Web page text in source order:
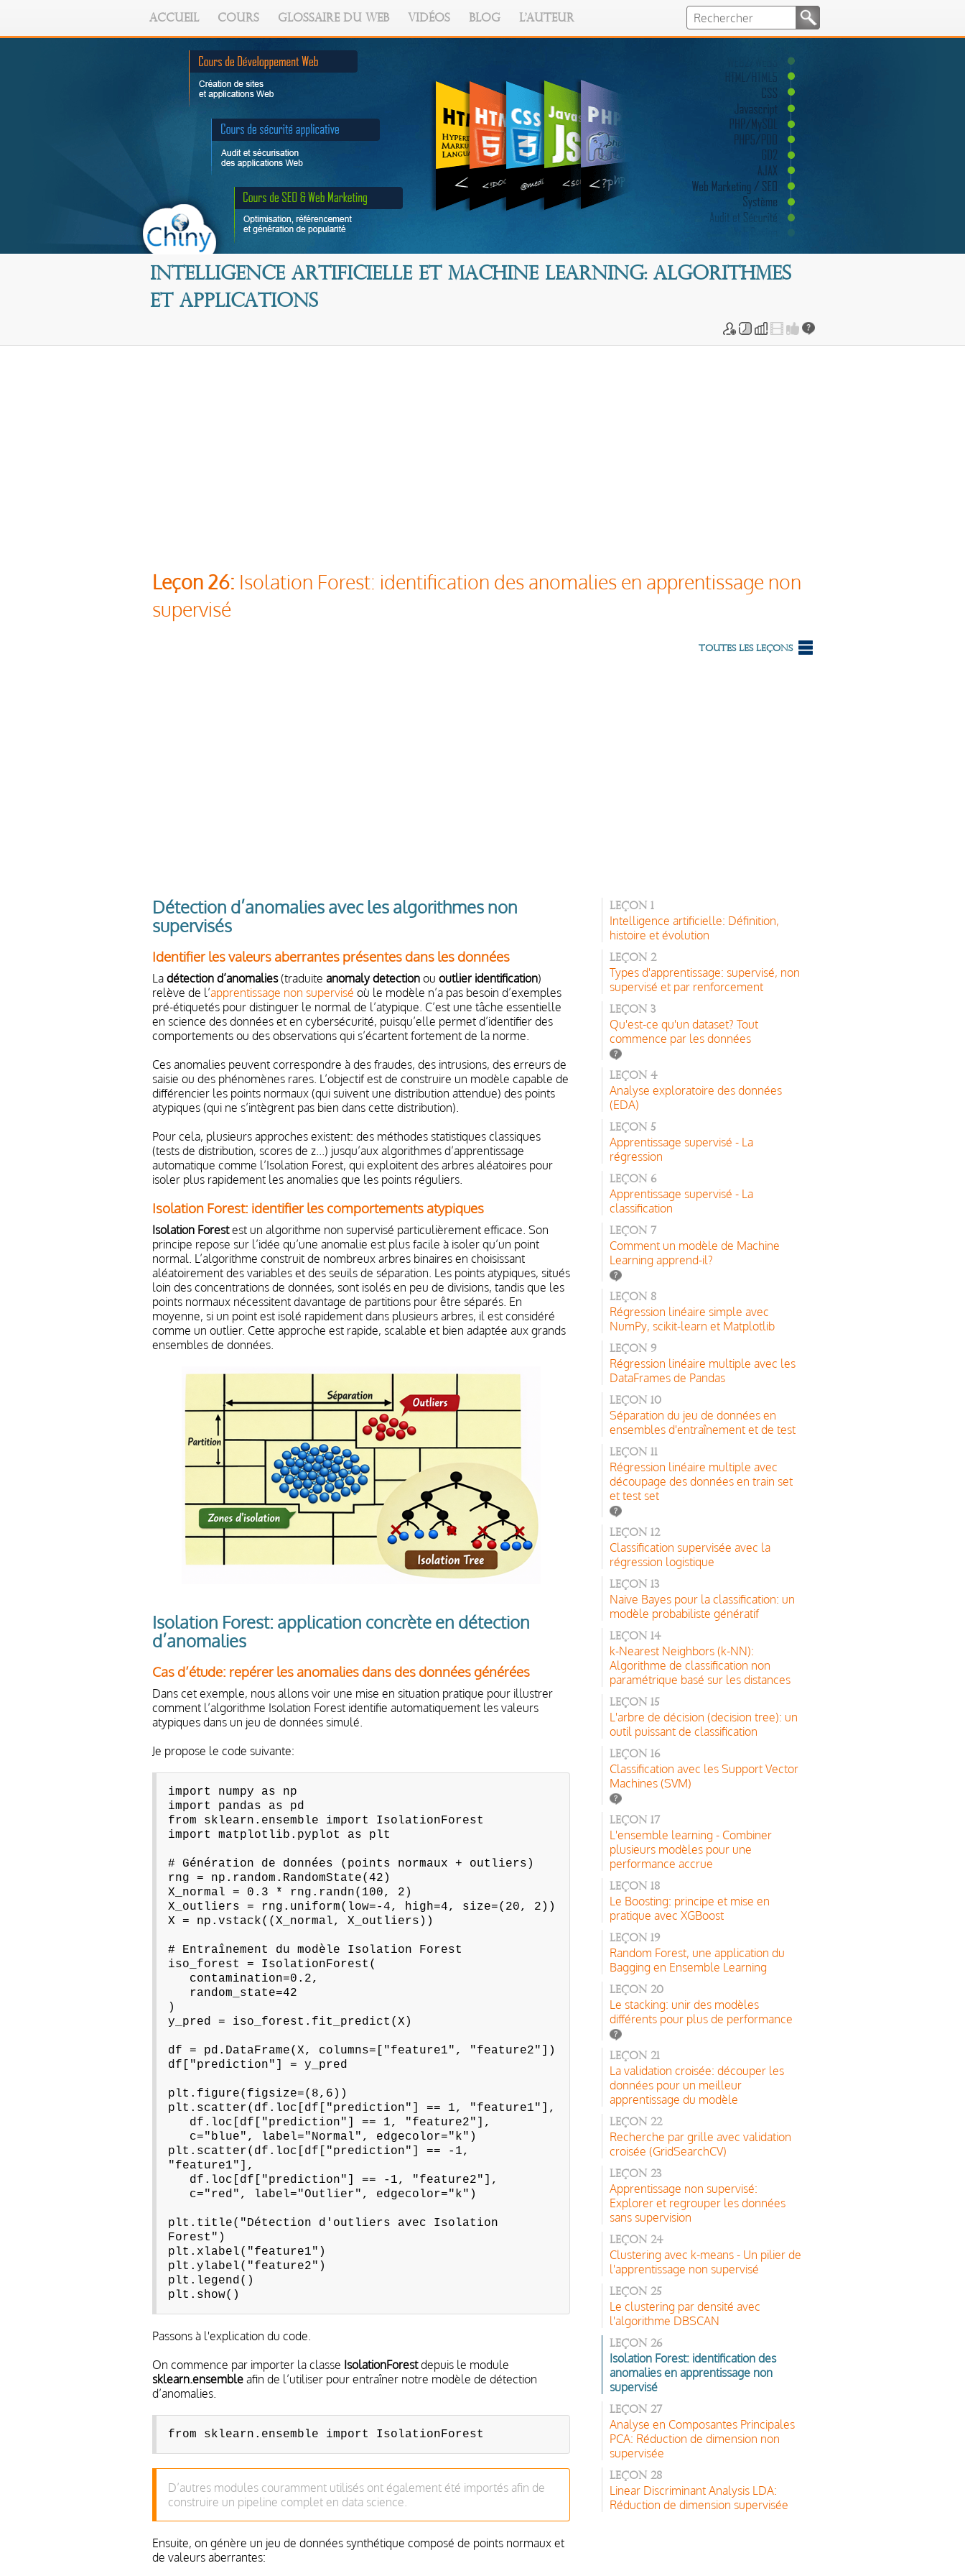
ACCUEIL COURS GLOSSAIRE DU WEB VIDÉOS BLOG L'AUTEUR
Intelligence artificielle et Machine Learning: algorithmes
et applications
Leçon 26: Isolation Forest: identification des anomalies en apprentissage non
supervisé
Toutes les leçons
Détection d’anomalies avec les algorithmes non
supervisés
Identifier les valeurs aberrantes présentes dans les données
La détection d’anomalies(traduite anomaly detectionou outlier identification)
relève de l’apprentissage non supervisé où le modèle n’a pas besoin d’exemples
pré-étiquetés pour distinguer le normal de l’atypique. C’est une tâche essentielle
en science des données et en cybersécurité, puisqu’elle permet d’identifier des
comportements ou des observations qui s’écartent fortement de la norme.
Ces anomalies peuvent correspondre à des fraudes, des intrusions, des erreurs de
saisie ou des phénomènes rares. L’objectif est de construire un modèle capable de
différencier les points normaux (qui suivent une distribution attendue) des points
atypiques (qui ne s’intègrent pas bien dans cette distribution).
Pour cela, plusieurs approches existent: des méthodes statistiques classiques
(tests de distribution, scores de z...) jusqu’aux algorithmes d’apprentissage
automatique comme l’Isolation Forest, qui exploitent des arbres aléatoires pour
isoler plus rapidement les anomalies que les points réguliers.
Isolation Forest: identifier les comportements atypiques
Isolation Forestest un algorithme non supervisé particulièrement efficace. Son
principe repose sur l’idée qu’une anomalie est plus facile à isoler qu’un point
normal. L’algorithme construit de nombreux arbres binaires en choisissant
aléatoirement des variables et des seuils de séparation. Les points atypiques, situés
loin des concentrations de données, sont isolés en peu de divisions, tandis que les
points normaux nécessitent davantage de partitions pour être séparés. En
moyenne, si un point est isolé rapidement dans plusieurs arbres, il est considéré
comme un outlier. Cette approche est rapide, scalable et bien adaptée aux grands
ensembles de données.
Isolation Forest: application concrète en détection
d’anomalies
Cas d’étude: repérer les anomalies dans des données générées
Dans cet exemple, nous allons voir une mise en situation pratique pour illustrer
comment l’algorithme Isolation Forest identifie automatiquement les valeurs
atypiques dans un jeu de données simulé.
Je propose le code suivante:
import numpy as np
import pandas as pd
from sklearn.ensemble import IsolationForest
import matplotlib.pyplot as plt
# Génération de données (points normaux + outliers)
rng = np.random.RandomState(42)
X_normal = 0.3 * rng.randn(100, 2)
X_outliers = rng.uniform(low=-4, high=4, size=(20, 2))
X = np.vstack((X_normal, X_outliers))
# Entraînement du modèle Isolation Forest
iso_forest = IsolationForest(
contamination=0.2,
random_state=42
)
y_pred = iso_forest.fit_predict(X)
df = pd.DataFrame(X, columns=["feature1", "feature2"])
df["prediction"] = y_pred
plt.figure(figsize=(8,6))
plt.scatter(df.loc[df["prediction"] == 1, "feature1"],
df.loc[df["prediction"] == 1, "feature2"],
c="blue", label="Normal", edgecolor="k")
plt.scatter(df.loc[df["prediction"] == -1,
"feature1"],
df.loc[df["prediction"] == -1, "feature2"],
c="red", label="Outlier", edgecolor="k")
plt.title("Détection d'outliers avec Isolation
Forest")
plt.xlabel("feature1")
plt.ylabel("feature2")
plt.legend()
plt.show()
Passons à l'explication du code.
On commence par importer la classe IsolationForestdepuis le module
sklearn.ensembleafin de l’utiliser pour entraîner notre modèle de détection
d’anomalies.
from sklearn.ensemble import IsolationForest
D’autres modules couramment utilisés ont également été importés afin de
construire un pipeline complet en data science.
Ensuite, on génère un jeu de données synthétique composé de points normaux et
de valeurs aberrantes:
Leçon 1
Intelligence artificielle: Définition,
histoire et évolution
Leçon 2
Types d'apprentissage: supervisé, non
supervisé et par renforcement
Leçon 3
Qu'est-ce qu'un dataset? Tout
commence par les données
Leçon 4
Analyse exploratoire des données
(EDA)
Leçon 5
Apprentissage supervisé - La
régression
Leçon 6
Apprentissage supervisé - La
classification
Leçon 7
Comment un modèle de Machine
Learning apprend-il?
Leçon 8
Régression linéaire simple avec
NumPy, scikit-learn et Matplotlib
Leçon 9
Régression linéaire multiple avec les
DataFrames de Pandas
Leçon 10
Séparation du jeu de données en
ensembles d'entraînement et de test
Leçon 11
Régression linéaire multiple avec
découpage des données en train set
et test set
Leçon 12
Classification supervisée avec la
régression logistique
Leçon 13
Naive Bayes pour la classification: un
modèle probabiliste génératif
Leçon 14
k-Nearest Neighbors (k-NN):
Algorithme de classification non
paramétrique basé sur les distances
Leçon 15
L'arbre de décision (decision tree): un
outil puissant de classification
Leçon 16
Classification avec les Support Vector
Machines (SVM)
Leçon 17
L'ensemble learning - Combiner
plusieurs modèles pour une
performance accrue
Leçon 18
Le Boosting: principe et mise en
pratique avec XGBoost
Leçon 19
Random Forest, une application du
Bagging en Ensemble Learning
Leçon 20
Le stacking: unir des modèles
différents pour plus de performance
Leçon 21
La validation croisée: découper les
données pour un meilleur
apprentissage du modèle
Leçon 22
Recherche par grille avec validation
croisée (GridSearchCV)
Leçon 23
Apprentissage non supervisé:
Explorer et regrouper les données
sans supervision
Leçon 24
Clustering avec k-means - Un pilier de
l'apprentissage non supervisé
Leçon 25
Le clustering par densité avec
l'algorithme DBSCAN
Leçon 26
Isolation Forest: identification des
anomalies en apprentissage non
supervisé
Leçon 27
Analyse en Composantes Principales
PCA: Réduction de dimension non
supervisée
Leçon 28
Linear Discriminant Analysis LDA:
Réduction de dimension supervisée